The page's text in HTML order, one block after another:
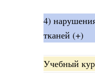
4)
тканей (+)
Учебный